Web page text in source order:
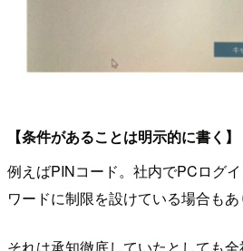
【条件があることは明示的に書く】
例えばPINコード。社内でPCログ
ワードに制限を設けている場合もあ
それは承知徹底していたとしても